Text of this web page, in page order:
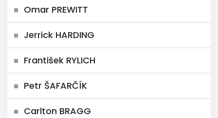
Omar PREWITT
Jerrick HARDING
František RYLICH
Petr ŠAFARČÍK
Carlton BRAGG